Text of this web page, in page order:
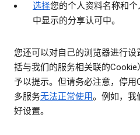
选择您的个人资料名称和
中显示的分享认可中。
您还可以对自己的浏览器进行
括与我们的服务相关联的
予以提示。但请务必注意，停
多服务无法正常使用。例如，我
好设置。